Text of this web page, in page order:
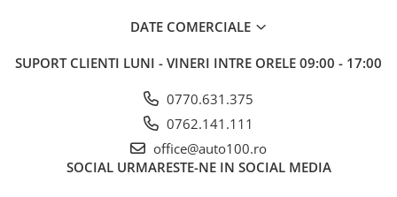
DATE COMERCIALE
SUPORT CLIENTI LUNI - VINERI INTRE ORELE 09:00 - 17:00
0770.631.375
0762.141.111
office@auto100.ro
SOCIAL URMARESTE-NE IN SOCIAL MEDIA